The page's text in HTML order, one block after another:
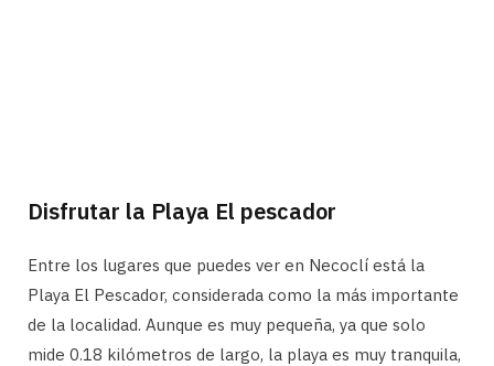
Disfrutar la Playa El pescador
Entre los lugares que puedes ver en Necoclí está la
Playa El Pescador, considerada como la más importante
de la localidad. Aunque es muy pequeña, ya que solo
mide 0.18 kilómetros de largo, la playa es muy tranquila,